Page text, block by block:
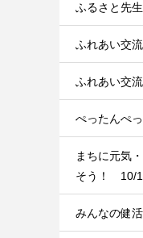
ふるさと先
ふれあい交
ふれあい交
ぺったんぺ
まちに元気
そう！ 10/
みんなの健